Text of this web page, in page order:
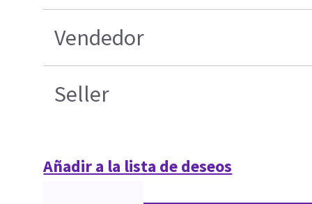
Vendedor
Seller
Añadir a la lista de deseos